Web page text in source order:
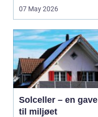
07 May 2026
Solceller – en gave
til miljøet